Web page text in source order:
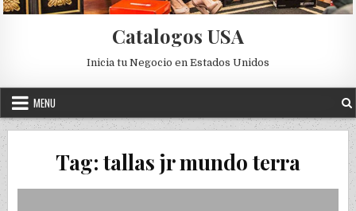
Catalogos USA
Inicia tu Negocio en Estados Unidos
MENU
Tag:tallas jr mundo terra